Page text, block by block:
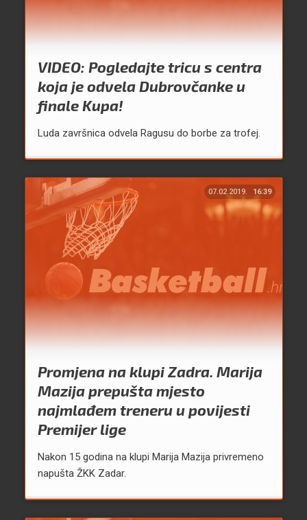
VIDEO: Pogledajte tricu s centra
koja je odvela Dubrovčanke u
finale Kupa!
Luda završnica odvela Ragusu do borbe za trofej.
07.02.2019. 16:39
Promjena na klupi Zadra. Marija
Mazija prepušta mjesto
najmlađem treneru u povijesti
Premijer lige
Nakon 15 godina na klupi Marija Mazija privremeno
napušta ŽKK Zadar.